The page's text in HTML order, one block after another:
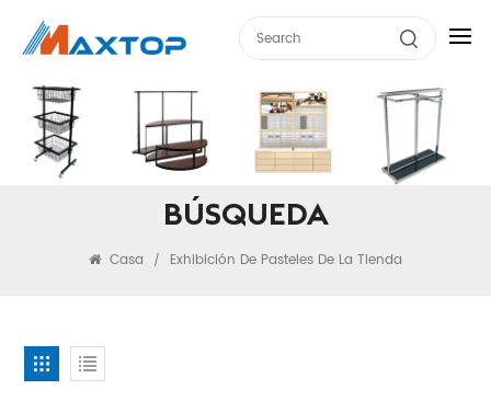
BÚSQUEDA
Casa / Exhibición De Pasteles De La Tienda